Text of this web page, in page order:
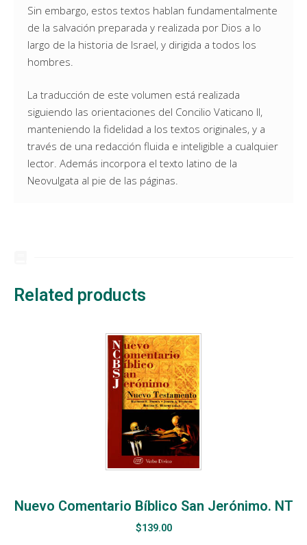
Sin embargo, estos textos hablan fundamentalmente
de la salvación preparada y realizada por Dios a lo
largo de la historia de Israel, y dirigida a todos los
hombres.
La traducción de este volumen está realizada
siguiendo las orientaciones del Concilio Vaticano II,
manteniendo la fidelidad a los textos originales, y a
través de una redacción fluida e inteligible a cualquier
lector. Además incorpora el texto latino de la
Neovulgata al pie de las páginas.
Related products
Nuevo Comentario Bíblico San Jerónimo. NT
$139.00